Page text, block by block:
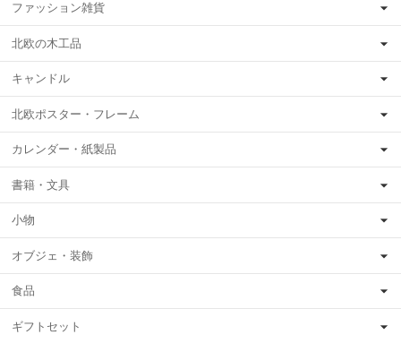
ファッション雑貨
北欧の木工品
キャンドル
北欧ポスター・フレーム
カレンダー・紙製品
書籍・文具
小物
オブジェ・装飾
食品
ギフトセット